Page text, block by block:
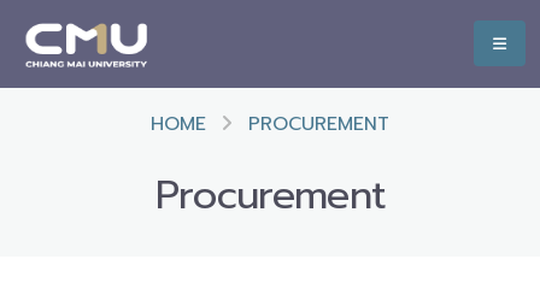
HOME PROCUREMENT
Procurement